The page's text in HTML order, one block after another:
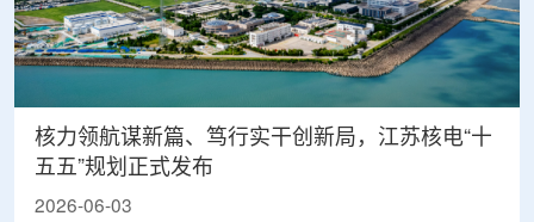
核力领航谋新篇、笃行实干创新局，江苏核电“十
五五”规划正式发布
2026-06-03